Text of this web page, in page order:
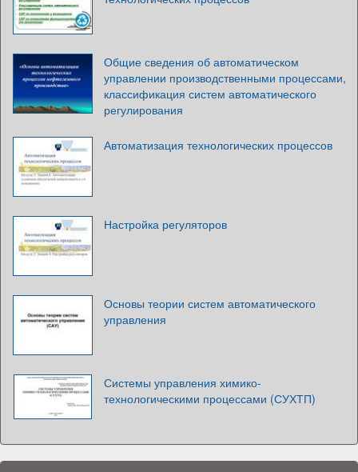
Общие сведения об автоматическом
управлении производственными процессами,
классификация систем автоматического
регулирования
Автоматизация технологических процессов
Настройка регуляторов
Основы теории систем автоматического
управления
Системы управления химико-
технологическими процессами (СУХТП)